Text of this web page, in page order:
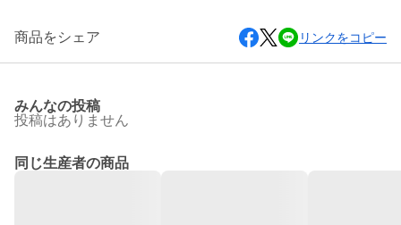
商品をシェア リンクをコピー
みんなの投稿
投稿はありません
同じ生産者の商品